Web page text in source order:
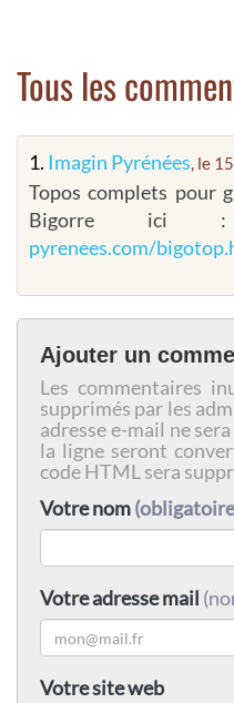
Tous les
1. Imagin Pyrénées, le
Topos complets pour
Bigorre
pyrenees.com/
Ajouter un
Les commentaires
supprimés par les
adresse e-mail ne
la ligne seront
code HTML sera
Votre nom
Votre adresse mail
Votre site web